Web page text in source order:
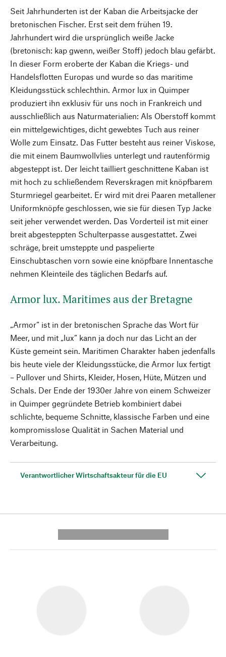
Seit Jahrhunderten ist der Kaban die Arbeitsjacke der
bretonischen Fischer. Erst seit dem frühen 19.
Jahrhundert wird die ursprünglich weiße Jacke
(bretonisch: kap gwenn, weißer Stoff) jedoch blau gefärbt.
In dieser Form eroberte der Kaban die Kriegs- und
Handelsflotten Europas und wurde so das maritime
Kleidungsstück schlechthin. Armor lux in Quimper
produziert ihn exklusiv für uns noch in Frankreich und
ausschließlich aus Naturmaterialien: Als Oberstoff kommt
ein mittelgewichtiges, dicht gewebtes Tuch aus reiner
Wolle zum Einsatz. Das Futter besteht aus reiner Viskose,
die mit einem Baumwollvlies unterlegt und rautenförmig
abgesteppt ist. Der leicht tailliert geschnittene Kaban ist
mit hoch zu schließendem Reverskragen mit knöpfbarem
Sturmriegel gearbeitet. Er wird mit drei Paaren metallener
Uniformknöpfe geschlossen, wie sie für diesen Typ Jacke
seit jeher verwendet werden. Das Vorderteil ist mit einer
breit abgesteppten Schulterpasse ausgestattet. Zwei
schräge, breit umsteppte und paspelierte
Einschubtaschen vorn sowie eine knöpfbare Innentasche
nehmen Kleinteile des täglichen Bedarfs auf.
Armor lux. Maritimes aus der Bretagne
„Armor“ ist in der bretonischen Sprache das Wort für
Meer, und mit „lux“ kann ja doch nur das Licht an der
Küste gemeint sein. Maritimen Charakter haben jedenfalls
bis heute viele der Kleidungsstücke, die Armor lux fertigt
– Pullover und Shirts, Kleider, Hosen, Hüte, Mützen und
Schals. Der Ende der 1930er Jahre von einem Schweizer
in Quimper gegründete Betrieb kombiniert dabei
schlichte, bequeme Schnitte, klassische Farben und eine
kompromisslose Qualität in Sachen Material und
Verarbeitung.
Verantwortlicher Wirtschaftsakteur für die EU